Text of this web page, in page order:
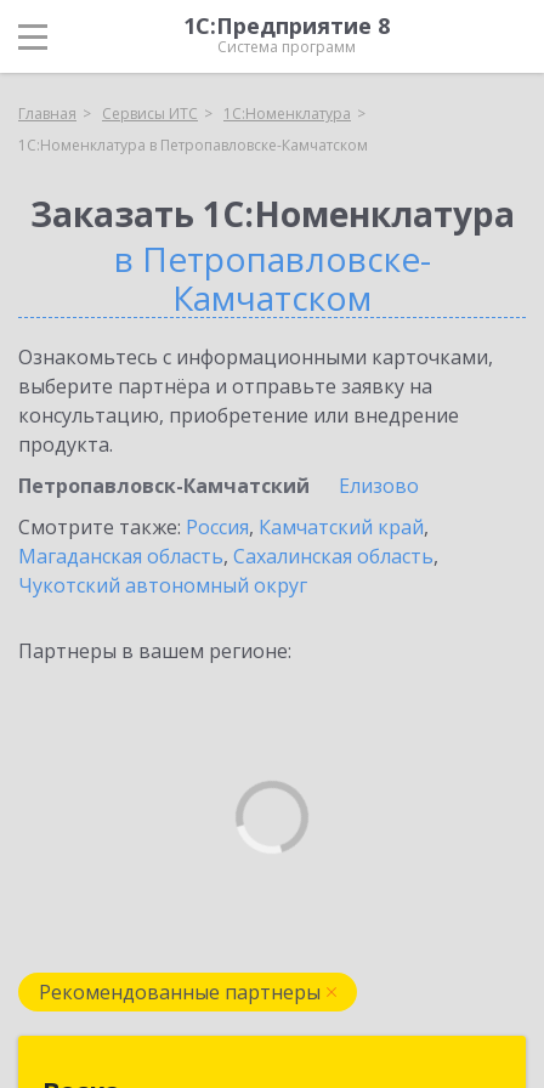
1С:Предприятие 8
Система программ
Главная Сервисы ИТС
1С:Номенклатура
1С:Номенклатура в Петропавловске-Камчатском
Заказать 1С:Номенклатура
в Петропавловске-
Камчатском
Ознакомьтесь с информационными карточками,
выберите партнёра и отправьте заявку на
консультацию, приобретение или внедрение
продукта.
Петропавловск-Камчатский
Елизово
Смотрите также: Россия, Камчатский край,
Магаданская область, Сахалинская область,
Чукотский автономный округ
Партнеры в вашем регионе:
Рекомендованные партнеры